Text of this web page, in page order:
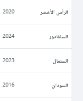
الرأس الأخضر 2020
السلفادور 2024
السنغال 2023
السودان 2016